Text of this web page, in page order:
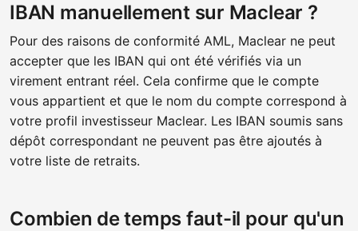
IBAN manuellement sur Maclear ?
Pour des raisons de conformité AML, Maclear ne peut
accepter que les IBAN qui ont été vérifiés via un
virement entrant réel. Cela confirme que le compte
vous appartient et que le nom du compte correspond à
votre profil investisseur Maclear. Les IBAN soumis sans
dépôt correspondant ne peuvent pas être ajoutés à
votre liste de retraits.
Combien de temps faut-il pour qu'un